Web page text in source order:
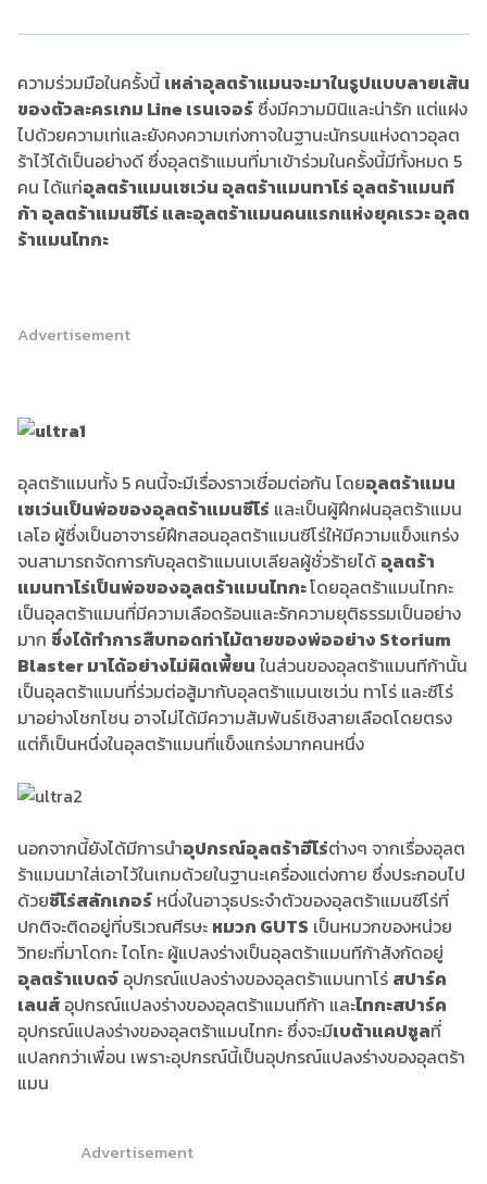
ความร่วมมือในครั้งนี้เหล่าอุลตร้าแมนจะมาในรูปแบบลายเส้น
ของตัวละครเกม Line เรนเจอร์ ซึ่งมีความมินิและน่ารัก แต่แฝง
ไปด้วยความเท่และยังคงความเก่งกาจในฐานะนักรบแห่งดาวอุลต
ร้าไว้ได้เป็นอย่างดี ซึ่งอุลตร้าแมนที่มาเข้าร่วมในครั้งนี้มีทั้งหมด 5
คน ได้แก่อุลตร้าแมนเซเว่น อุลตร้าแมนทาโร่ อุลตร้าแมนที
ก้า อุลตร้าแมนซีโร่ และอุลตร้าแมนคนแรกแห่งยุคเรวะ อุลต
ร้าแมนไทกะ
Advertisement
อุลตร้าแมนทั้ง 5 คนนี้จะมีเรื่องราวเชื่อมต่อกัน โดยอุลตร้าแมน
เซเว่นเป็นพ่อของอุลตร้าแมนซีโร่ และเป็นผู้ฝึกฝนอุลตร้าแมน
เลโอ ผู้ซึ่งเป็นอาจารย์ฝึกสอนอุลตร้าแมนซีโร่ให้มีความแข็งแกร่ง
จนสามารถจัดการกับอุลตร้าแมนเบเลียลผู้ชั่วร้ายได้ อุลตร้า
แมนทาโร่เป็นพ่อของอุลตร้าแมนไทกะโดยอุลตร้าแมนไทกะ
เป็นอุลตร้าแมนที่มีความเลือดร้อนและรักความยุติธรรมเป็นอย่าง
มาก ซึ่งได้ทำการสืบทอดท่าไม้ตายของพ่ออย่าง Storium
Blaster มาได้อย่างไม่ผิดเพี้ยน ในส่วนของอุลตร้าแมนทีก้านั้น
เป็นอุลตร้าแมนที่ร่วมต่อสู้มากับอุลตร้าแมนเซเว่น ทาโร่ และซีโร่
มาอย่างโชกโชน อาจไม่ได้มีความสัมพันธ์เชิงสายเลือดโดยตรง
แต่ก็เป็นหนึ่งในอุลตร้าแมนที่แข็งแกร่งมากคนหนึ่ง
นอกจากนี้ยังได้มีการนำอุปกรณ์อุลตร้าฮีโร่ต่างๆ จากเรื่องอุลต
ร้าแมนมาใส่เอาไว้ในเกมด้วยในฐานะเครื่องแต่งกาย ซึ่งประกอบไป
ด้วยซีโร่สลักเกอร์ หนึ่งในอาวุธประจำตัวของอุลตร้าแมนซีโร่ที่
ปกติจะติดอยู่ที่บริเวณศีรษะ หมวก GUTS เป็นหมวกของหน่วย
วิทยะที่มาโดกะ ไดโกะ ผู้แปลงร่างเป็นอุลตร้าแมนทีก้าสังกัดอยู่
อุลตร้าแบดจ์ อุปกรณ์แปลงร่างของอุลตร้าแมนทาโร่ สปาร์ค
เลนส์ อุปกรณ์แปลงร่างของอุลตร้าแมนทีก้า และไทกะสปาร์ค
อุปกรณ์แปลงร่างของอุลตร้าแมนไทกะ ซึ่งจะมีเบต้าแคปซูลที่
แปลกกว่าเพื่อน เพราะอุปกรณ์นี้เป็นอุปกรณ์แปลงร่างของอุลตร้า
แมน
Advertisement